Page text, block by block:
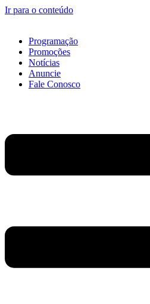
Ir para o conteúdo
Programação
Promoções
Notícias
Anuncie
Fale Conosco